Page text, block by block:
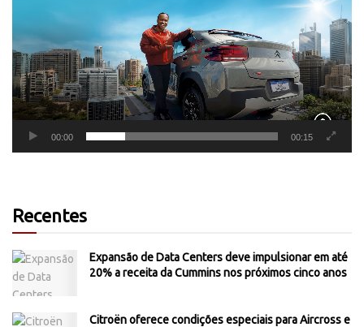
00:00 00:15
Recentes
Expansão de Data Centers deve impulsionar em até
20% a receita da Cummins nos próximos cinco anos
Citroën oferece condições especiais para Aircross e